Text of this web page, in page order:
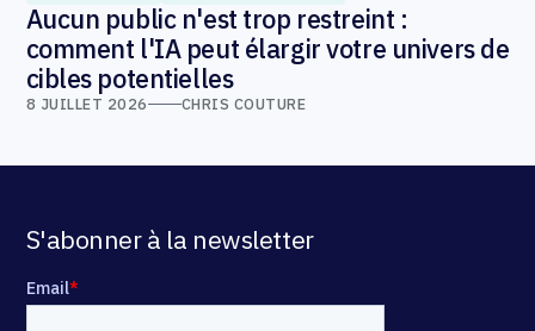
Aucun public n'est trop restreint :
comment l'IA peut élargir votre univers de
cibles potentielles
8 JUILLET 2026 CHRIS COUTURE
S'abonner à la newsletter